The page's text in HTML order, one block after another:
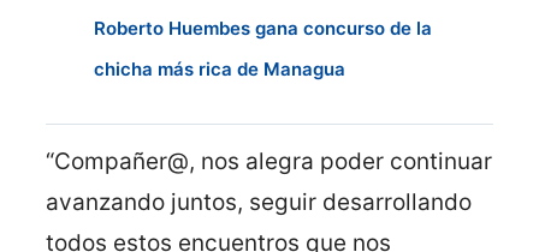
Roberto Huembes gana concurso de la
chicha más rica de Managua
“Compañer@, nos alegra poder continuar
avanzando juntos, seguir desarrollando
todos estos encuentros que nos